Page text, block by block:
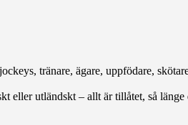
tränare, ägare, uppfödare,
eller utländskt – allt är tillåtet, så